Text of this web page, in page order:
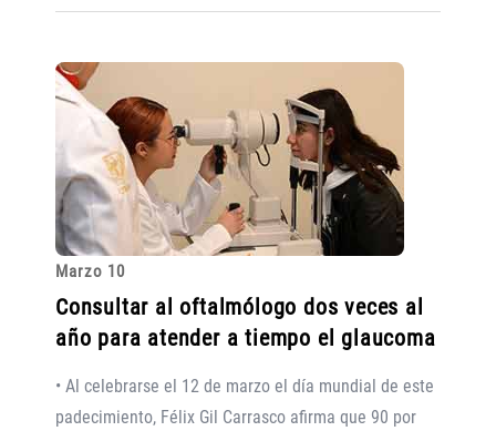
Marzo 10
Consultar al oftalmólogo dos veces al
año para atender a tiempo el glaucoma
• Al celebrarse el 12 de marzo el día mundial de este
padecimiento, Félix Gil Carrasco afirma que 90 por